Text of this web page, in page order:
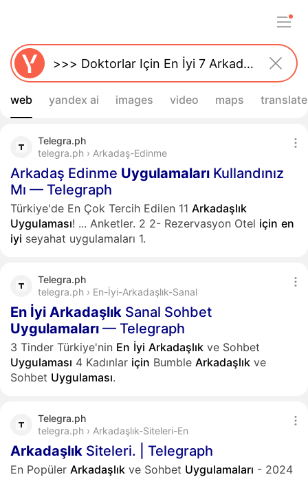
web yandex ai images video maps translate
Telegra.ph
telegra.ph › Arkadaş-Edinme
Arkadaş Edinme Uygulamaları Kullandınız
Mı — Telegraph
Türkiye'de En Çok Tercih Edilen 11 Arkadaşlık
Uygulaması! ... Anketler. 2 2- Rezervasyon Otel için en
iyi seyahat uygulamaları 1.
Telegra.ph
telegra.ph › En-İyi-Arkadaşlık-Sanal
En İyi Arkadaşlık Sanal Sohbet
Uygulamaları — Telegraph
3 Tinder Türkiye'nin En İyi Arkadaşlık ve Sohbet
Uygulaması 4 Kadınlar için Bumble Arkadaşlık ve
Sohbet Uygulaması.
Telegra.ph
telegra.ph › Arkadaşlık-Siteleri-En
Arkadaşlık Siteleri. | Telegraph
En Popüler Arkadaşlık ve Sohbet Uygulamaları - 2024